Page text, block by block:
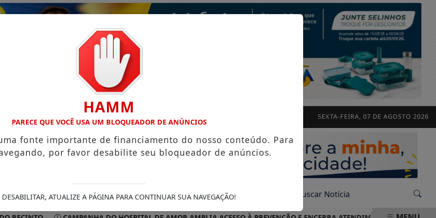
SEXTA-FEIRA, 07 DE AGOSTO 2026
VÍDEOS EVENTOS GASTRONOMIA
HAMM
PARECE QUE VOCÊ USA UM BLOQUEADOR DE ANÚNCIOS
fonte importante de financiamento do nosso conteúdo. Para
por favor desabilite seu bloqueador de anúncios.
DESABILITAR, ATUALIZE A PÁGINA PARA CONTINUAR SUA NAVEGAÇÃO!